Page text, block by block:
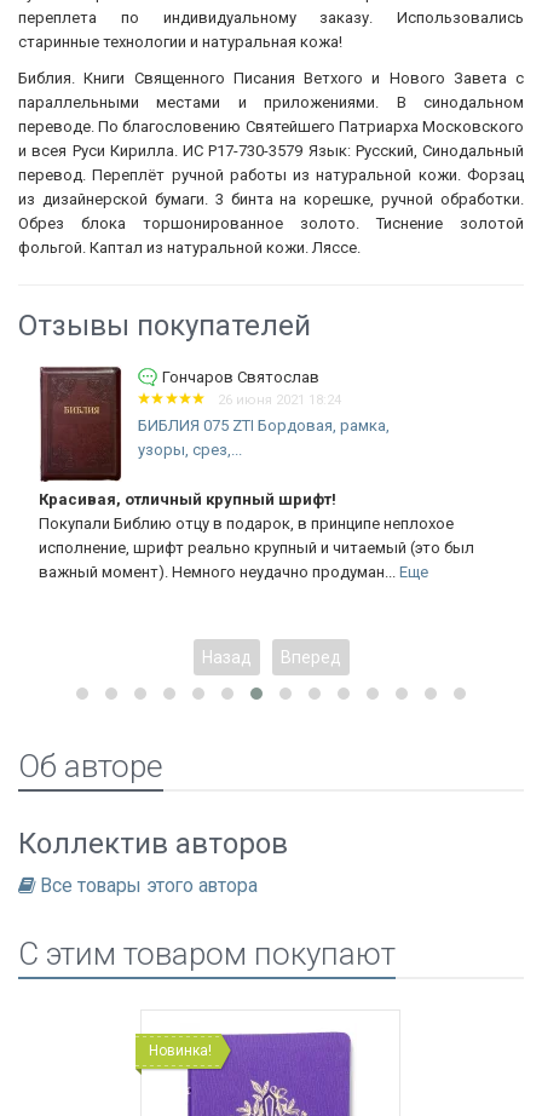
переплета по индивидуальному заказу. Использовались
старинные технологии и натуральная кожа!
Библия. Книги Священного Писания Ветхого и Нового Завета с
параллельными местами и приложениями. В синодальном
переводе. По благословению Святейшего Патриарха Московского
и всея Руси Кирилла. ИС Р17-730-3579 Язык: Русский, Синодальный
перевод. Переплёт ручной работы из натуральной кожи. Форзац
из дизайнерской бумаги. 3 бинта на корешке, ручной обработки.
Обрез блока торшонированное золото. Тиснение золотой
фольгой. Каптал из натуральной кожи. Ляссе.
Отзывы покупателей
Гончаров Святослав
26 июня 2021 18:24
БИБЛИЯ 075 ZTI Бордовая, рамка,
узоры, срез,...
Красивая, отличный крупный шрифт!
Покупали Библию отцу в подарок, в принципе неплохое
исполнение, шрифт реально крупный и читаемый (это был
важный момент). Немного неудачно продуман...
Еще
Назад Вперед
Об авторе
Коллектив авторов
Все товары этого автора
C этим товаром покупают
Новинка!